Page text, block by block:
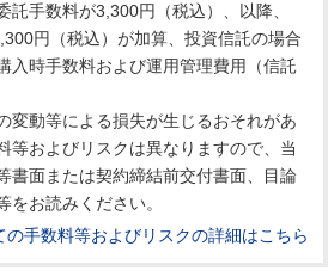
託手数料が3,300円（税込）、以降、
円（税込）が加算、投資信託の場合
入時手数料および運用管理費用（信託
変動等による損失が生じるおそれがあ
等およびリスクは異なりますので、当
書面または契約締結前交付書面、目論
をお読みください。
の手数料等およびリスクの詳細はこちら